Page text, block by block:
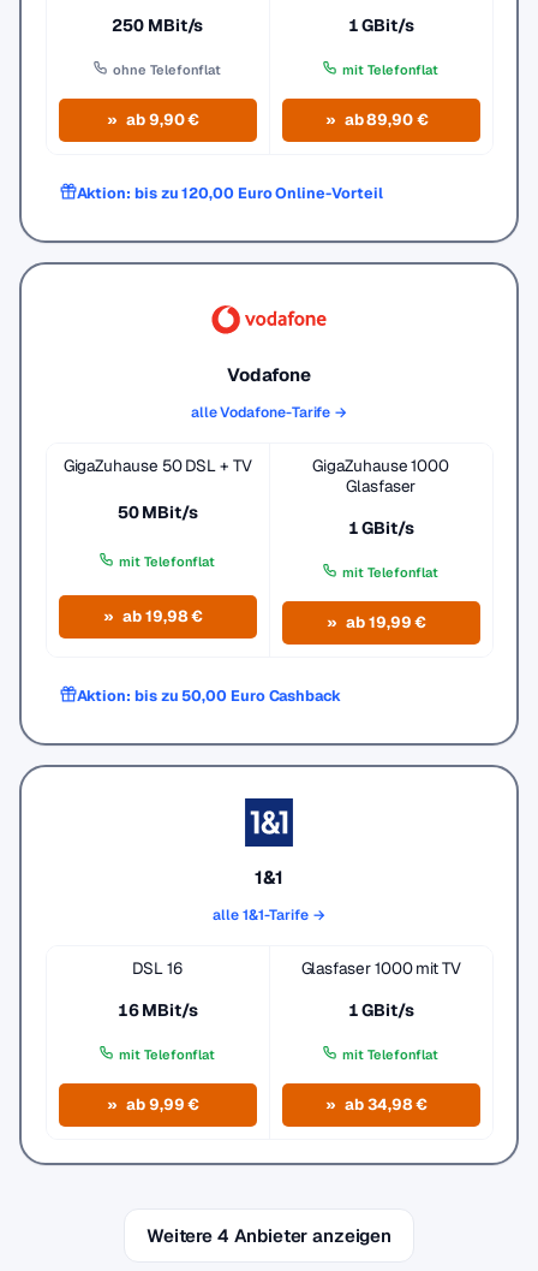
250 MBit/s
ohne Telefonflat
ab 9,90 €
1 GBit/s
mit Telefonflat
ab 89,90 €
Aktion: bis zu 120,00 Euro Online-Vorteil
Vodafone
alle Vodafone-Tarife →
GigaZuhause 50 DSL + TV
50 MBit/s
mit Telefonflat
ab 19,98 €
GigaZuhause 1000
Glasfaser
1 GBit/s
mit Telefonflat
ab 19,99 €
Aktion: bis zu 50,00 Euro Cashback
1&1
alle 1&1-Tarife →
DSL 16
16 MBit/s
mit Telefonflat
ab 9,99 €
Glasfaser 1000 mit TV
1 GBit/s
mit Telefonflat
ab 34,98 €
Weitere 4 Anbieter anzeigen